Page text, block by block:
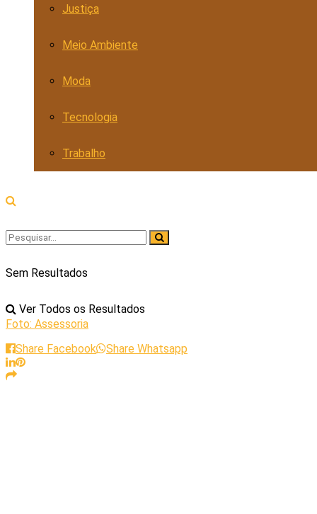
Justiça
Meio Ambiente
Moda
Tecnologia
Trabalho
Sem Resultados
Ver Todos os Resultados
Foto: Assessoria
Share Facebook
Share Whatsapp